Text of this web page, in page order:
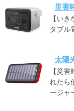
災害
【い
タブル
太陽
【災
れたら
ージャ